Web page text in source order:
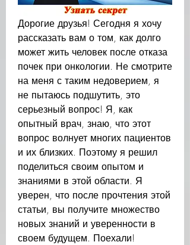
Дорогие друзья! Сегодня я хочу
рассказать вам о том, как долго
может жить человек после отказа
почек при онкологии. Не смотрите
на меня с таким недоверием, я
не пытаюсь подшутить, это
серьезный вопрос! Я, как
опытный врач, знаю, что этот
вопрос волнует многих пациентов
и их близких. Поэтому я решил
поделиться своим опытом и
знаниями в этой области. Я
уверен, что после прочтения этой
статьи, вы получите множество
новых знаний и уверенности в
своем будущем. Поехали!